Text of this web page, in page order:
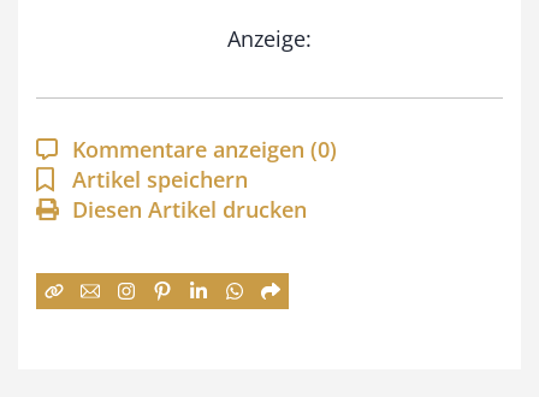
p
n
e
7
4
Anzeige:
Kommentare anzeigen (0)
Artikel speichern
Diesen Artikel drucken